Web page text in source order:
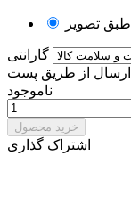
طبق تصویر
گارانتی
ارسال از طریق پست
ناموجود
خرید محصول
اشتراک گذاری